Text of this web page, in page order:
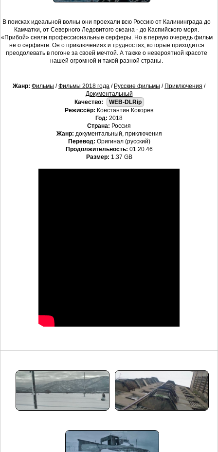
В поисках идеальной волны они проехали всю Россию от Калининграда до
Камчатки, от Северного Ледовитого океана - до Каспийского моря.
«Прибой» сняли профессиональные серферы. Но в первую очередь фильм
не о серфинге. Он о приключениях и трудностях, которые приходится
преодолевать в погоне за своей мечтой. А также о невероятной красоте
нашей огромной и такой разной страны.
Жанр: Фильмы /Фильмы 2018 года / Русские фильмы / Приключения /
Документальный
Качество:
WEB-DLRip
Режиссёр: Константин Кокорев
Год: 2018
Страна: Россия
Жанр: документальный, приключения
Перевод: Оригинал (русский)
Продолжительность: 01:20:46
Размер: 1.37 GB